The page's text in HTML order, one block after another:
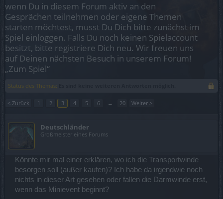
wenn Du in diesem Forum aktiv an den
Gesprächen teilnehmen oder eigene Themen
starten möchtest, musst Du Dich bitte zunächst im
Spiel einloggen. Falls Du noch keinen Spielaccount
besitzt, bitte registriere Dich neu. Wir freuen uns
auf Deinen nächsten Besuch in unserem Forum!
„Zum Spiel“
Status des Themas:
< Zurück 1 2 3 4 5 6 → 20 Weiter >
Deutschländer
Großmeister eines Forums
Könnte mir mal einer erklären, wo ich die Transportwinde
besorgen soll (außer kaufen)? Ich habe da irgendwie noch
nichts in dieser Art gesehen oder fallen die Darmwinde erst,
wenn das Minievent beginnt?